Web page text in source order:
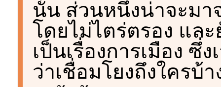
นั้น ส่วนหนึ่งน่าจะมา
โดยไม่ไตร่ตรอง แล
เป็นเรื่องการเมือง ซึ่
ว่าเชื่อมโยงถึงใครบ้